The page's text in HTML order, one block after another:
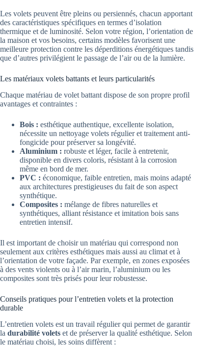
Les volets peuvent être pleins ou persiennés, chacun apportant
des caractéristiques spécifiques en termes d’isolation
thermique et de luminosité. Selon votre région, l’orientation de
la maison et vos besoins, certains modèles favorisent une
meilleure protection contre les déperditions énergétiques tandis
que d’autres privilégient le passage de l’air ou de la lumière.
Les matériaux volets battants et leurs particularités
Chaque matériau de volet battant dispose de son propre profil
avantages et contraintes :
Bois : esthétique authentique, excellente isolation,
nécessite un nettoyage volets régulier et traitement anti-
fongicide pour préserver sa longévité.
Aluminium : robuste et léger, facile à entretenir,
disponible en divers coloris, résistant à la corrosion
même en bord de mer.
PVC : économique, faible entretien, mais moins adapté
aux architectures prestigieuses du fait de son aspect
synthétique.
Composites : mélange de fibres naturelles et
synthétiques, alliant résistance et imitation bois sans
entretien intensif.
Il est important de choisir un matériau qui correspond non
seulement aux critères esthétiques mais aussi au climat et à
l’orientation de votre façade. Par exemple, en zones exposées
à des vents violents ou à l’air marin, l’aluminium ou les
composites sont très prisés pour leur robustesse.
Conseils pratiques pour l’entretien volets et la protection
durable
L’entretien volets est un travail régulier qui permet de garantir
la durabilité volets et de préserver la qualité esthétique. Selon
le matériau choisi, les soins diffèrent :